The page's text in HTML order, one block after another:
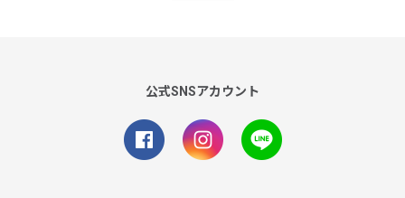
公式SNSアカウント